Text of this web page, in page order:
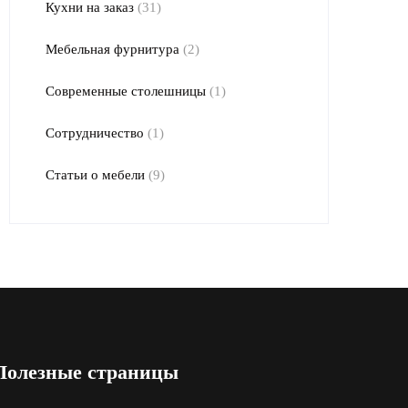
Кухни на заказ (31)
Мебельная фурнитура (2)
Современные столешницы (1)
Сотрудничество (1)
Статьи о мебели (9)
страницы